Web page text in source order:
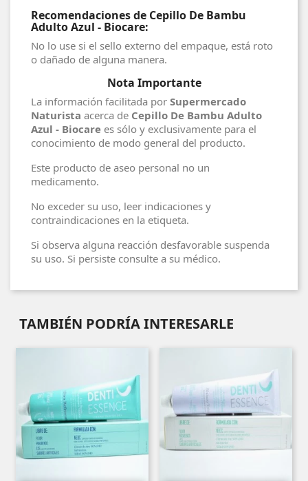
Recomendaciones de Cepillo De Bambu
Adulto Azul - Biocare:
No lo use si el sello externo del empaque, está roto
o dañado de alguna manera.
Nota Importante
La información facilitada por Supermercado
Naturista acerca de Cepillo De Bambu Adulto
Azul - Biocare es sólo y exclusivamente para el
conocimiento de modo general del producto.
Este producto de aseo personal no un
medicamento.
No exceder su uso, leer indicaciones y
contraindicaciones en la etiqueta.
Si observa alguna reacción desfavorable suspenda
su uso. Si persiste consulte a su médico.
TAMBIÉN PODRÍA INTERESARLE